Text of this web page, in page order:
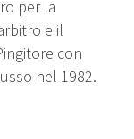
per la
e il
con
nel 1982.